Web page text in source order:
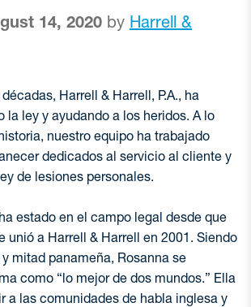
14, 2020 by Harrell &
Harrell & Harrell, P.A., ha
la ley y ayudando a los heridos. A lo
nuestro equipo ha trabajado
dedicados al servicio al cliente y
de lesiones personales.
estado en el campo legal desde que
unió a Harrell & Harrell en 2001. Siendo
mitad panameña, Rosanna se
como “lo mejor de dos mundos.” Ella
a las comunidades de habla inglesa y